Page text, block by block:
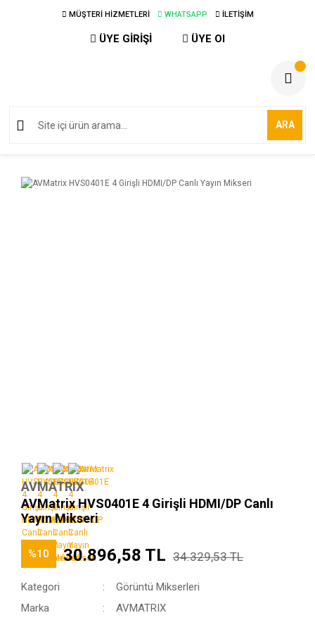
MÜŞTERİ HİZMETLERİ WHATSAPP İLETİŞİM
ÜYE GİRİŞİ ÜYE Ol
ARA
AVMATRIX
AVMatrix HVS0401E 4 Girişli HDMI/DP Canlı
Yayın Mikseri
%10 30.896,58 TL 34.329,53 TL
Kategori
Görüntü Mikserleri
Marka
AVMATRIX